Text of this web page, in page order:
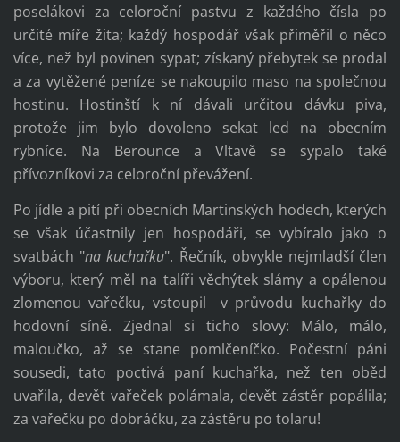
poselákovi za celoroční pastvu z každého čísla po
určité míře žita; každý hospodář však přiměřil o něco
více, než byl povinen sypat; získaný přebytek se prodal
a za vytěžené peníze se nakoupilo maso na společnou
hostinu. Hostinští k ní dávali určitou dávku piva,
protože jim bylo dovoleno sekat led na obecním
rybníce. Na Berounce a Vltavě se sypalo také
přívozníkovi za celoroční převážení.
Po jídle a pití při obecních Martinských hodech, kterých
se však účastnily jen hospodáři, se vybíralo jako o
svatbách "na kuchařku". Řečník, obvykle nejmladší člen
výboru, který měl na talíři věchýtek slámy a opálenou
zlomenou vařečku, vstoupil v průvodu kuchařky do
hodovní síně. Zjednal si ticho slovy: Málo, málo,
maloučko, až se stane pomlčeníčko. Počestní páni
sousedi, tato poctivá paní kuchařka, než ten oběd
uvařila, devět vařeček polámala, devět zástěr popálila;
za vařečku po dobráčku, za zástěru po tolaru!